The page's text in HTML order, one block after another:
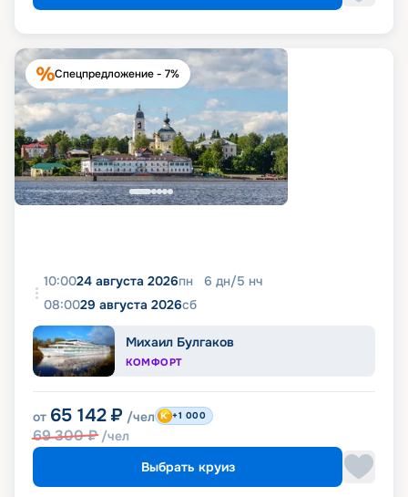
Спецпредложение - 7%
10:0024 августа 2026пн 6 дн/5 нч
08:0029 августа 2026сб
Михаил Булгаков
КОМФОРТ
от 65 142 ₽ /чел
69 300₽ /чел
+1 000
Выбрать круиз